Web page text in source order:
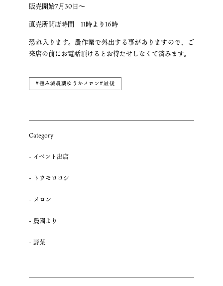
販売開始7月30日〜
直売所開店時間 11時より16時
恐れ入ります。農作業で外出する事がありますので、ご
来店の前にお電話頂けるとお待たせしなくて済みます。
#極み減農薬ゆうかメロン#最後
Category
イベント出店
トウモロコシ
メロン
農園より
野菜